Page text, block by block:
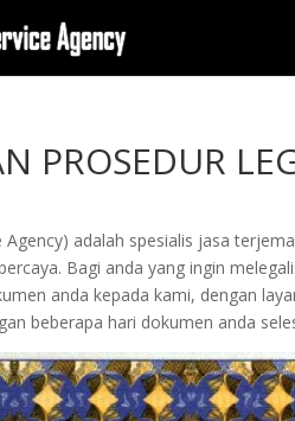
PROSEDUR
Agency) adalah spesialis jasa
Bagi anda yang ingin
anda kepada kami, dengan
beberapa hari dokumen anda